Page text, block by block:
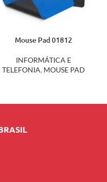
Mouse Pad 01812
INFORMÁTICA E
TELEFONIA, MOUSE PAD